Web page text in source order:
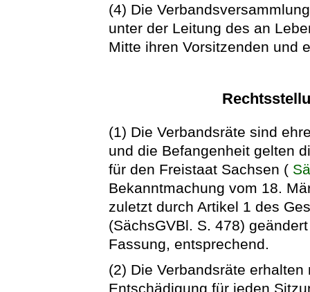
(4) Die
unter der Leitung des an
Mitte ihren Vorsitzenden und
(1) Die Verbandsräte sind
und die Befangenheit gelten
für den Freistaat Sachsen (
Bekanntmachung vom 18.
zuletzt durch Artikel 1 des
(SächsGVBl. S. 478)
Fassung, entsprechend.
(2) Die Verbandsräte
Entschädigung für jeden